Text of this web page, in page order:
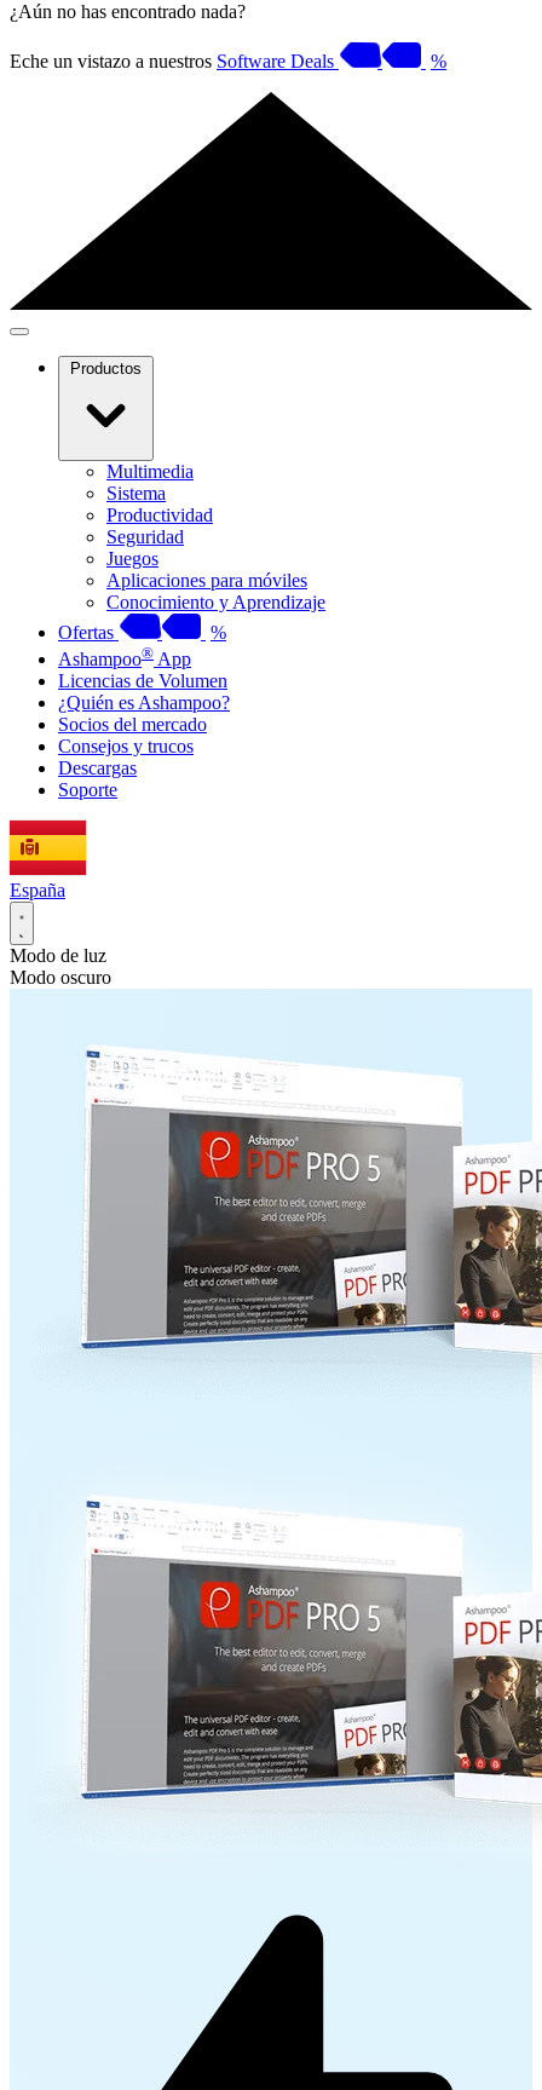
¿Aún no has encontrado nada?
Eche un vistazo a nuestros Software Deals %
Productos
Multimedia
Sistema
Productividad
Seguridad
Juegos
Aplicaciones para móviles
Conocimiento y Aprendizaje
Ofertas
%
Ashampoo® App
Licencias de Volumen
¿Quién es Ashampoo?
Socios del mercado
Consejos y trucos
Descargas
Soporte
España
Modo de luz
Modo oscuro